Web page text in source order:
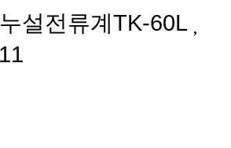
누설전류계TK-60L